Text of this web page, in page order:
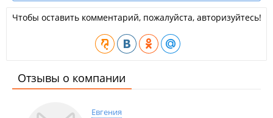
Чтобы оставить комментарий, пожалуйста, авторизуйтесь!
Отзывы о компании
Евгения